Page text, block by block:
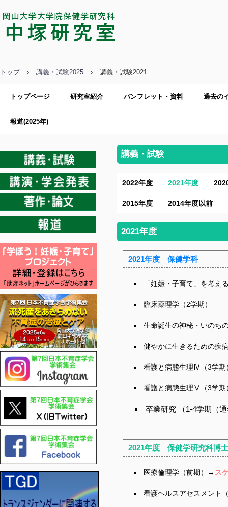
研究科
トップ › 講義・試験2025 › 講義・試験2021
トップページ 研究室紹介 パンフレット・資料 過去の
報道(2025年)
講義・試験
2022年度 2021年度
2015年度 2014年度以前
2021年度
2021年度 保健学科
「妊娠・子育て」を考え
臨床薬理学（2学期）
生命誕生の神秘・いのち
健やかに生きるための疾
看護と病態生理Ⅳ（3学期
看護と病態生理Ⅴ（3学期
卒業研究 （1-4学期（
2021年度 保健学研究科博
医療倫理学（前期）→ ス
看護ヘルスアセスメント